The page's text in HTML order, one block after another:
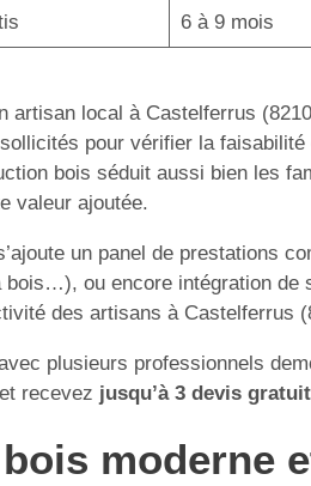
6 à 9 mois
artisan local à Castelferrus
pour vérifier la
bois séduit aussi bien les
valeur ajoutée.
un panel de prestations
bois…), ou encore intégration de
des artisans à Castelferrus
plusieurs professionnels
recevez jusqu’à 3 devis
moderne